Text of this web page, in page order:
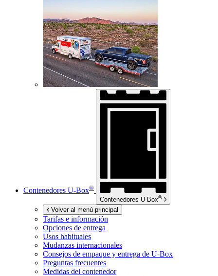
Contenedores U-Box®
Contenedores U-Box®
Volver al menú principal
Tarifas e información
Opciones de entrega
Usos habituales
Mudanzas internacionales
Consejos de empaque y entrega de U-Box
Preguntas frecuentes
Medidas del contenedor